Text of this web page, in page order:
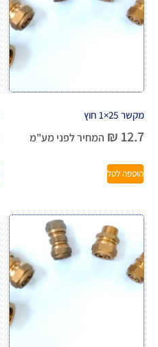
מקשר 25×1 חוץ
₪ 12.7 המחיר לפני מע"מ
הוספה לסל